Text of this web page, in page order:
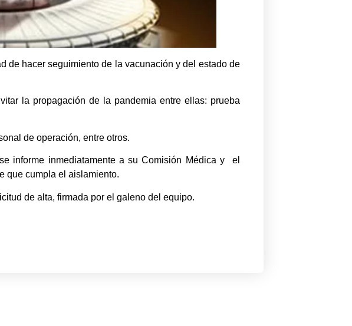
de hacer seguimiento de la vacunación y del estado de
la propagación de la pandemia entre ellas: prueba
de operación, entre otros.
informe inmediatamente a su Comisión Médica y el
que cumpla el aislamiento.
de alta, firmada por el galeno del equipo.